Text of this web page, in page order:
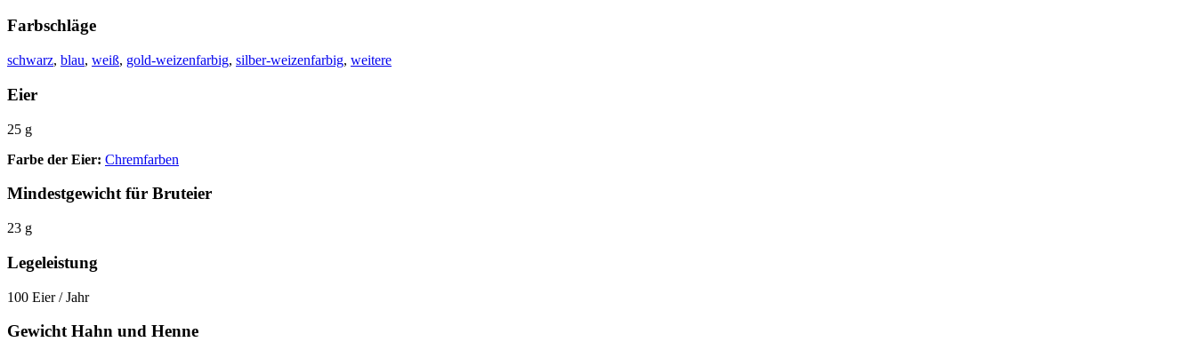
Farbschläge
schwarz, blau, weiß, gold-weizenfarbig, silber-weizenfarbig, weitere
Eier
25 g
Farbe der Eier: Chremfarben
Mindestgewicht für Bruteier
23 g
Legeleistung
100 Eier / Jahr
Gewicht Hahn und Henne